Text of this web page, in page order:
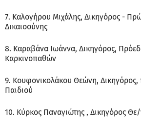
7. Καλογήρου Μιχάλης, Δικηγόρος -
Δικαιοσύνης
8. Καραβάνα Ιωάννα, Δικηγόρος,
Καρκινοπαθών
9. Κουφονικολάκου Θεώνη, Δικηγόρος,
Παιδιού
10. Κύρκος Παναγιώτης , Δικηγόρος Θε/